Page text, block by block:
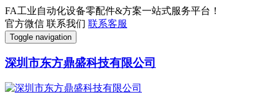
FA工业自动化设备零配件&方案一站式服务平台！
官方微信 联系我们 联系客服
Toggle navigation
深圳市东方鼎盛科技有限公司